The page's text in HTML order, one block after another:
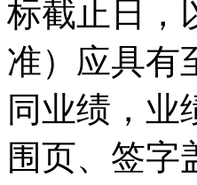
标截止日，
准）应具有
同业绩，业
围页、签字